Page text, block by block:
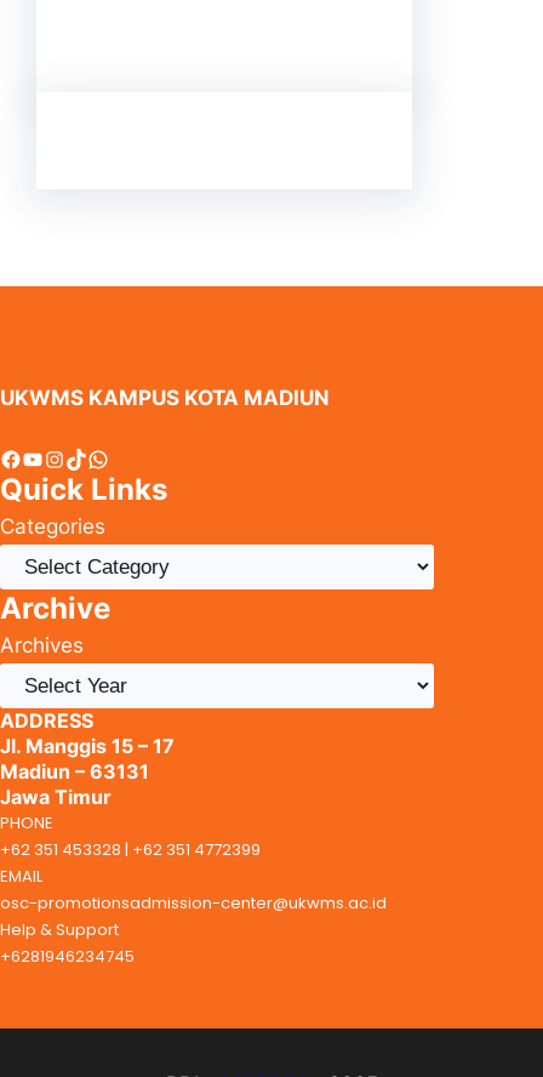
UKWMS KAMPUS KOTA MADIUN
Facebook YouTube InstagramTikTok WhatsApp
Quick Links
Categories
Archive
Archives
ADDRESS
Jl. Manggis 15 – 17
Madiun – 63131
Jawa Timur
PHONE
+62 351 453328 | +62 351 4772399
EMAIL
osc-promotionsadmission-center@ukwms.ac.id
Help & Support
+6281946234745